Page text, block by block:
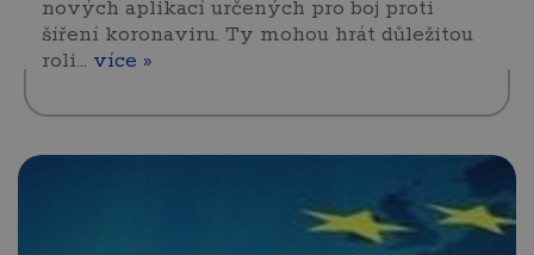
nových aplikací určených pro boj proti
šíření koronaviru. Ty mohou hrát důležitou
roli… více »